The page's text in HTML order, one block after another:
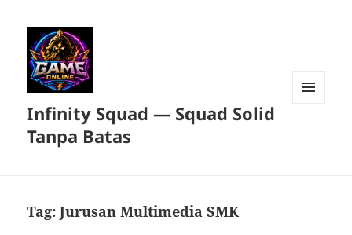
Infinity Squad — Squad Solid
Tanpa Batas
Tag:Jurusan Multimedia SMK